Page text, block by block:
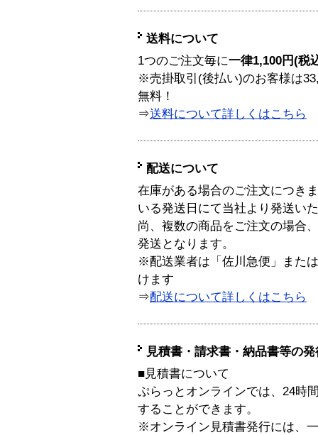
送料について
1つのご注文毎に一律1,100円(税
※売掛取引(後払い)のお客様は
無料！
⇒送料について詳しくはこちら
配送について
在庫がある場合のご注文につき
いる発送日にて当社より発送い
尚、複数の商品をご注文の場合
発送となります。
※配送業者は「佐川急便」また
けます
⇒配送について詳しくはこちら
見積書・請求書・納品書等の
■見積書について
ぷらっとオンラインでは、24時
することができます。
※オンライン見積書発行には、